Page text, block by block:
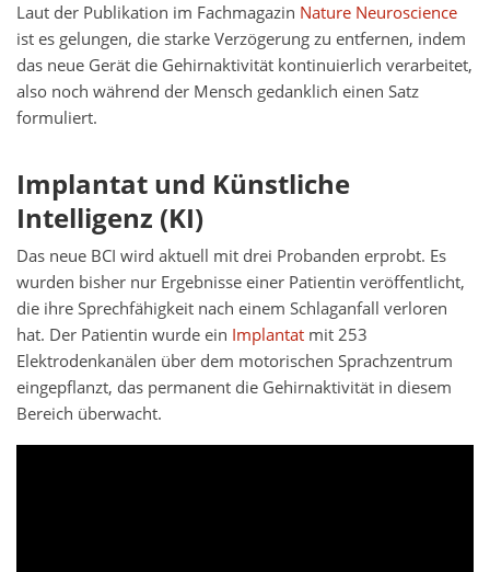
Laut der Publikation im Fachmagazin Nature Neuroscience
ist es gelungen, die starke Verzögerung zu entfernen, indem
das neue Gerät die Gehirnaktivität kontinuierlich verarbeitet,
also noch während der Mensch gedanklich einen Satz
formuliert.
Implantat und Künstliche
Intelligenz (KI)
Das neue BCI wird aktuell mit drei Probanden erprobt. Es
wurden bisher nur Ergebnisse einer Patientin veröffentlicht,
die ihre Sprechfähigkeit nach einem Schlaganfall verloren
hat. Der Patientin wurde ein Implantat mit 253
Elektrodenkanälen über dem motorischen Sprachzentrum
eingepflanzt, das permanent die Gehirnaktivität in diesem
Bereich überwacht.